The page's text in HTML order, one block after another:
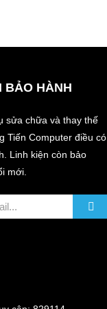
BẢO HÀNH
sửa chữa và thay thế
Tiến Computer điều có
Linh kiện còn bảo
mới.